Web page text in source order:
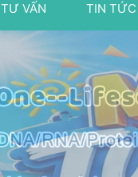
TƯ VẤN TIN TỨC